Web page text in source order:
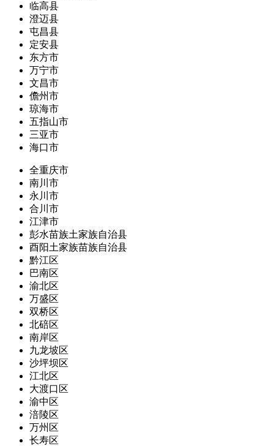
临高县
澄迈县
屯昌县
定安县
东方市
万宁市
文昌市
儋州市
琼海市
五指山市
三亚市
海口市
全重庆市
南川市
永川市
合川市
江津市
彭水苗族土家族自治县
酉阳土家族苗族自治县
黔江区
巴南区
渝北区
万盛区
双桥区
北碚区
南岸区
九龙坡区
沙坪坝区
江北区
大渡口区
渝中区
涪陵区
万州区
长寿区